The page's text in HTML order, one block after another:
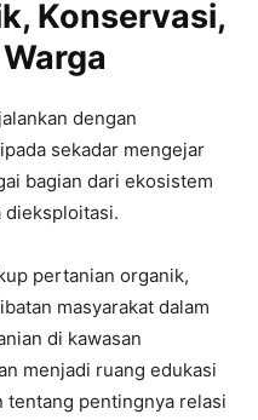
Konservasi,
dengan
sekadar mengejar
bagian dari ekosistem
dieksploitasi.
pertanian organik,
masyarakat dalam
di kawasan
menjadi ruang edukasi
tentang pentingnya relasi